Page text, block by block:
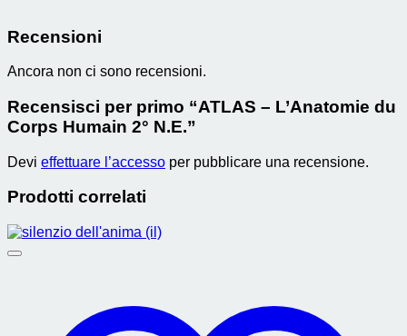
Recensioni
Ancora non ci sono recensioni.
Recensisci per primo “ATLAS – L’Anatomie du
Corps Humain 2° N.E.”
Devi effettuare l’accesso per pubblicare una recensione.
Prodotti correlati